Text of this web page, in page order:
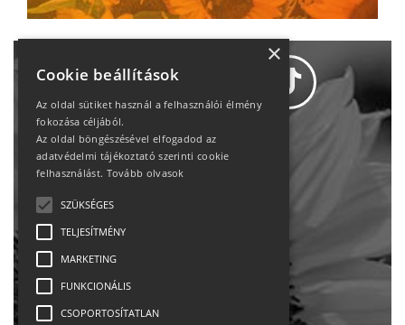
Adatvédelem
Impresszum-kapcsolat
×
Cookie beállítások
Az oldal sütiket használ a felhasználói élmény
fokozása céljából.
Az oldal böngészésével elfogadod az
adatvédelmi tájékoztató szerinti cookie
felhasználást. Tovább olvasok
SZÜKSÉGES
TELJESÍTMÉNY
MARKETING
FUNKCIONÁLIS
CSOPORTOSÍTATLAN